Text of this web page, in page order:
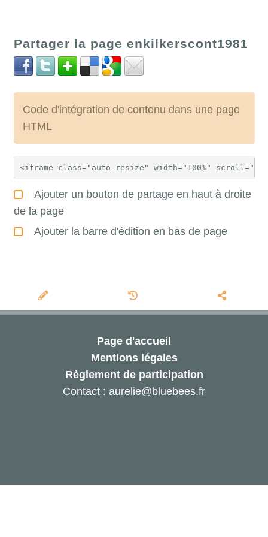
Partager la page enkilkerscont1981
Code d'intégration de contenu dans une page
HTML
Ajouter un bouton de partage en haut à droite
de la page
Ajouter la barre d'édition en bas de page
Page d'accueil
Mentions légales
Règlement de participation
Contact : aurelie@bluebees.fr